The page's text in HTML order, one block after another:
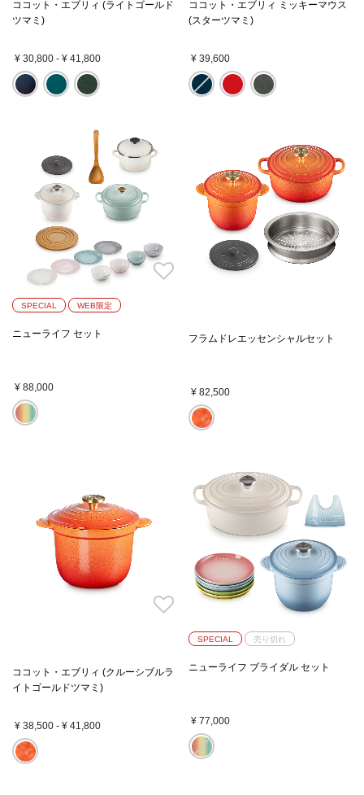
ココット・エブリィ (ライトゴールド
ツマミ)
¥ 30,800 - ¥ 41,800
ココット・エブリィ ミッキーマウス
(スターツマミ)
¥ 39,600
SPECIAL WEB限定
ニューライフ セット
¥ 88,000
フラムドレエッセンシャルセット
¥ 82,500
ココット・エブリィ (クルーシブルラ
イトゴールドツマミ)
¥ 38,500 - ¥ 41,800
SPECIAL 売り切れ
ニューライフ ブライダル セット
¥ 77,000